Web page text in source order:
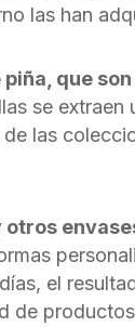
las han
que
se
las
el
de